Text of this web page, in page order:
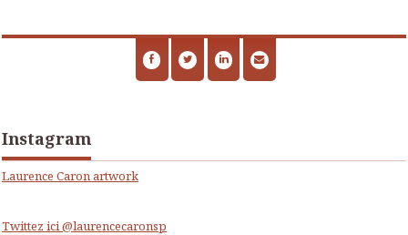
Instagram
Laurence Caron artwork
Twittez ici @laurencecaronsp